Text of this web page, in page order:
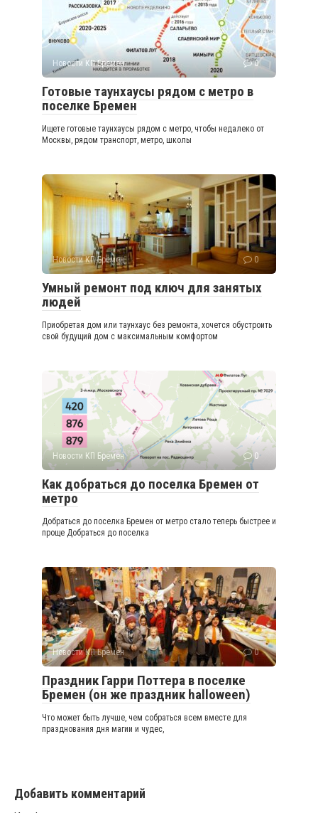
Новости КП Бремен 0
Готовые таунхаусы рядом с метро в
поселке Бремен
Ищете готовые таунхаусы рядом с метро, чтобы недалеко от
Москвы, рядом транспорт, метро, школы
Новости КП Бремен 0
Умный ремонт под ключ для занятых
людей
Приобретая дом или таунхаус без ремонта, хочется обустроить
свой будущий дом с максимальным комфортом
Новости КП Бремен 0
Как добраться до поселка Бремен от
метро
Добраться до поселка Бремен от метро стало теперь быстрее и
проще Добраться до поселка
Новости КП Бремен 0
Праздник Гарри Поттера в поселке
Бремен (он же праздник halloween)
Что может быть лучше, чем собраться всем вместе для
празднования дня магии и чудес,
Добавить комментарий